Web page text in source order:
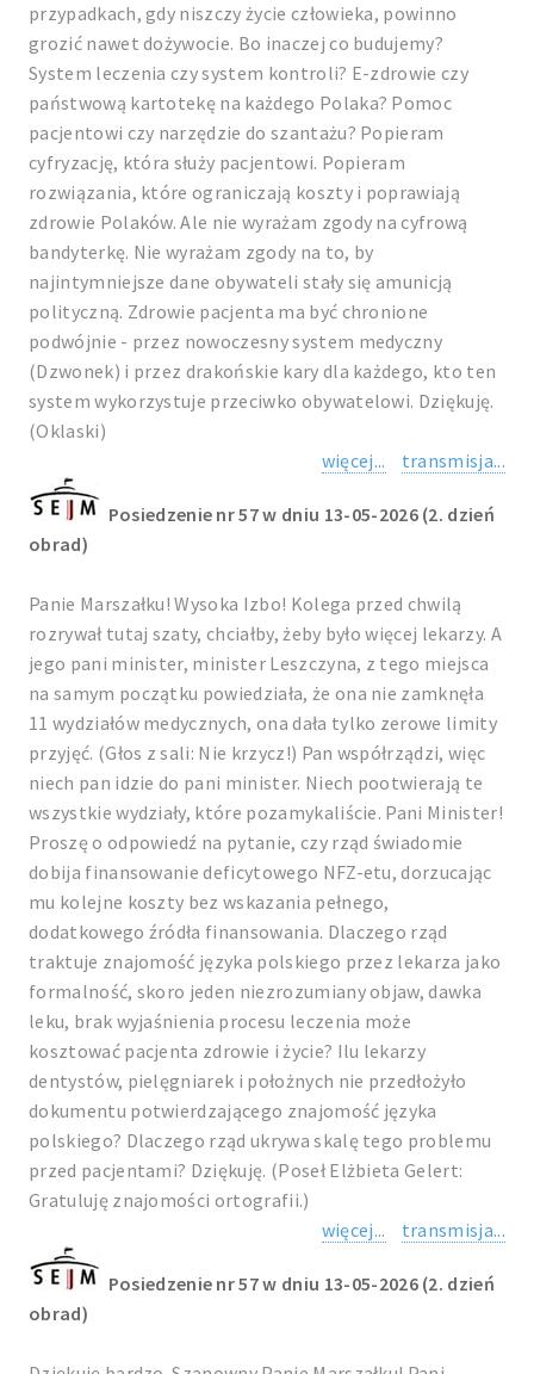
przypadkach, gdy niszczy życie człowieka, powinno
grozić nawet dożywocie. Bo inaczej co budujemy?
System leczenia czy system kontroli? E-zdrowie czy
państwową kartotekę na każdego Polaka? Pomoc
pacjentowi czy narzędzie do szantażu? Popieram
cyfryzację, która służy pacjentowi. Popieram
rozwiązania, które ograniczają koszty i poprawiają
zdrowie Polaków. Ale nie wyrażam zgody na cyfrową
bandyterkę. Nie wyrażam zgody na to, by
najintymniejsze dane obywateli stały się amunicją
polityczną. Zdrowie pacjenta ma być chronione
podwójnie - przez nowoczesny system medyczny
(Dzwonek) i przez drakońskie kary dla każdego, kto ten
system wykorzystuje przeciwko obywatelowi. Dziękuję.
(Oklaski)
więcej...
transmisja...
Posiedzenie nr 57 w dniu 13-05-2026 (2. dzień
obrad)
Panie Marszałku! Wysoka Izbo! Kolega przed chwilą
rozrywał tutaj szaty, chciałby, żeby było więcej lekarzy. A
jego pani minister, minister Leszczyna, z tego miejsca
na samym początku powiedziała, że ona nie zamknęła
11 wydziałów medycznych, ona dała tylko zerowe limity
przyjęć. (Głos z sali: Nie krzycz!) Pan współrządzi, więc
niech pan idzie do pani minister. Niech pootwierają te
wszystkie wydziały, które pozamykaliście. Pani Minister!
Proszę o odpowiedź na pytanie, czy rząd świadomie
dobija finansowanie deficytowego NFZ-etu, dorzucając
mu kolejne koszty bez wskazania pełnego,
dodatkowego źródła finansowania. Dlaczego rząd
traktuje znajomość języka polskiego przez lekarza jako
formalność, skoro jeden niezrozumiany objaw, dawka
leku, brak wyjaśnienia procesu leczenia może
kosztować pacjenta zdrowie i życie? Ilu lekarzy
dentystów, pielęgniarek i położnych nie przedłożyło
dokumentu potwierdzającego znajomość języka
polskiego? Dlaczego rząd ukrywa skalę tego problemu
przed pacjentami? Dziękuję. (Poseł Elżbieta Gelert:
Gratuluję znajomości ortografii.)
więcej...
transmisja...
Posiedzenie nr 57 w dniu 13-05-2026 (2. dzień
obrad)